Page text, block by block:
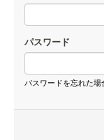
パスワード
パスワードを忘れた場